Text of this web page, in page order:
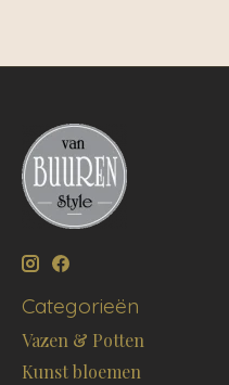
Categorieën
Vazen & Potten
Kunst bloemen